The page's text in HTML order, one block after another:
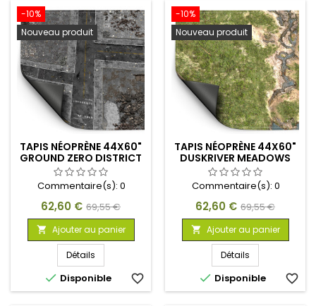
-10%
Nouveau produit
TAPIS NÉOPRÈNE 44X60"
GROUND ZERO DISTRICT
Commentaire(s): 0
Prix
62,60 € Prix
de
base
69,55 €
 Ajouter au panier
Détails
 Disponible favorite_border
-10%
Nouveau produit
TAPIS NÉOPRÈNE 44X60"
DUSKRIVER MEADOWS
Commentaire(s): 0
Prix
62,60 € Prix
de
base
69,55 €
 Ajouter au panier
Détails
 Disponible favorite_border